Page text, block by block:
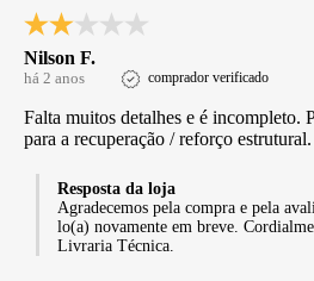
Nilson F.
há 2 anos comprador verificado
Falta muitos detalhes e é incompleto.
para a recuperação / reforço estrutural.
Resposta da loja
Agradecemos pela compra e pela
lo(a) novamente em breve.
Livraria Técnica.